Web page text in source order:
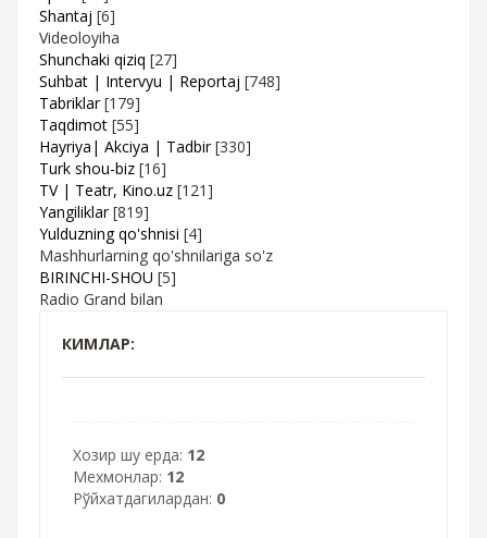
Shantaj [6]
Videoloyiha
Shunchaki qiziq [27]
Suhbat | Intervyu | Reportaj [748]
Tabriklar [179]
Taqdimot [55]
Hayriya| Akciya | Tadbir [330]
Turk shou-biz [16]
TV | Teatr, Kino.uz [121]
Yangiliklar [819]
Yulduzning qo'shnisi [4]
Mashhurlarning qo'shnilariga so'z
BIRINCHI-SHOU [5]
Radio Grand bilan
КИМЛАР:
Хозир шу ерда: 12
Мехмонлар: 12
Рўйхатдагилардан: 0